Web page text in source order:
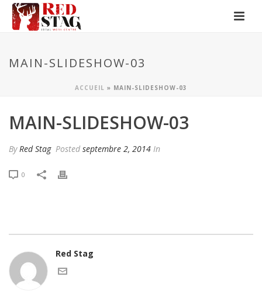
MAIN-SLIDESHOW-03
ACCUEIL » MAIN-SLIDESHOW-03
MAIN-SLIDESHOW-03
ByRed Stag Posted septembre 2, 2014 In
0
Red Stag